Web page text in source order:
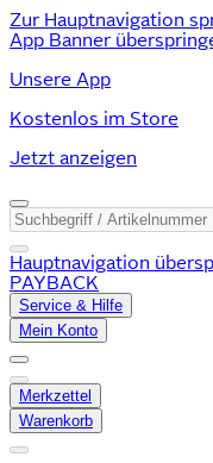
Zur Hauptnavigation
App Banner
Unsere App
Kostenlos im Store
Jetzt anzeigen
Hauptnavigation
PAYBACK
Service & Hilfe
Mein Konto
Merkzettel
Warenkorb